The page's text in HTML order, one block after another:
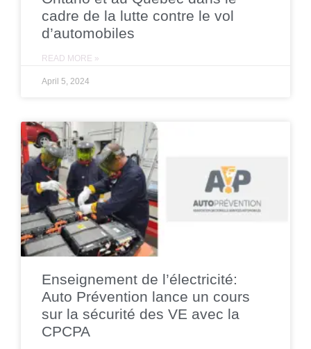
cadre de la lutte contre le vol
d’automobiles
READ MORE »
April 5, 2024
Enseignement de l’électricité:
Auto Prévention lance un cours
sur la sécurité des VE avec la
CPCPA